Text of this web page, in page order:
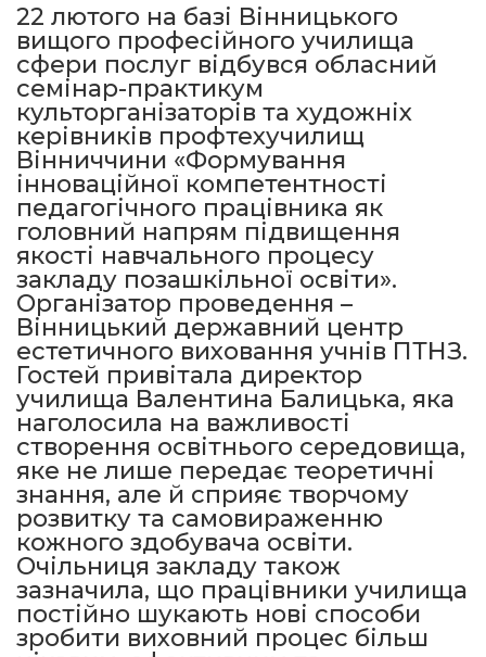
22 лютого на базі Вінницького
вищого професійного училища
сфери послуг відбувся обласний
семінар-практикум
культорганізаторів та художніх
керівників профтехучилищ
Вінниччини «Формування
інноваційної компетентності
педагогічного працівника як
головний напрям підвищення
якості навчального процесу
закладу позашкільної освіти».
Організатор проведення –
Вінницький державний центр
естетичного виховання учнів ПТНЗ.
Гостей привітала директор
училища Валентина Балицька, яка
наголосила на важливості
створення освітнього середовища,
яке не лише передає теоретичні
знання, але й сприяє творчому
розвитку та самовираженню
кожного здобувача освіти.
Очільниця закладу також
зазначила, що працівники училища
постійно шукають нові способи
зробити виховний процес більш